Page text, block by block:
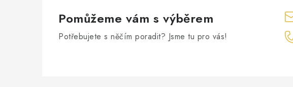
Pomůžeme vám s výběrem
Potřebujete s něčím poradit? Jsme tu pro vás!